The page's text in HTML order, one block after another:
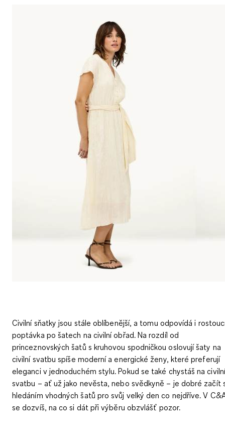
Civilní sňatky jsou stále oblíbenější, a tomu odpovídá i
poptávka po šatech na civilní obřad. Na rozdíl od
princeznovských šatů s kruhovou spodničkou oslovují šaty na
civilní svatbu spíše moderní a energické ženy, které preferují
eleganci v jednoduchém stylu. Pokud se také chystáš na civilní
svatbu – ať už jako nevěsta, nebo svědkyně – je dobré začít
hledáním vhodných šatů pro svůj velký den co nejdříve. V
se dozvíš, na co si dát při výběru obzvlášť pozor.